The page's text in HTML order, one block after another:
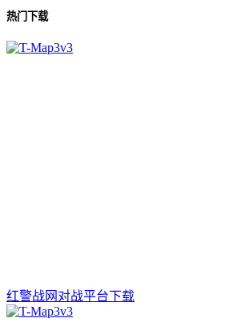
热门下载
红警战网对战平台下载